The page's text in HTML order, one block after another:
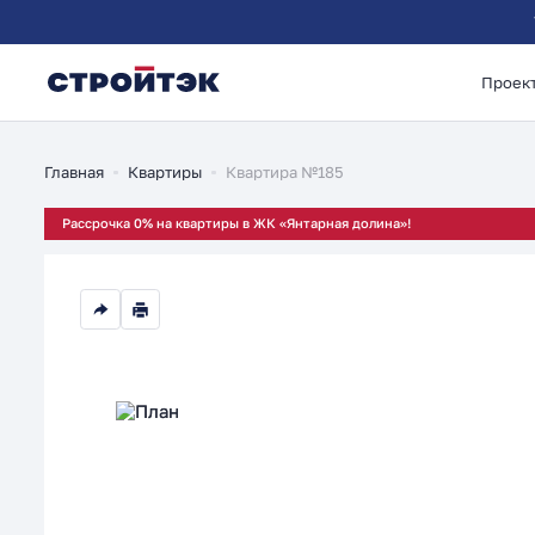
3-комнатная
Главная Квартиры Квартира №185
Рассрочка 0% на квартиры в ЖК «Янтарная долина»!